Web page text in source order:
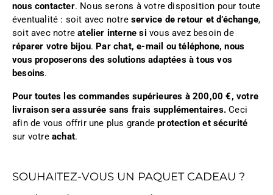
nous contacter. Nous serons à votre disposition pour toute
éventualité : soit avec notre service de retour et d’échange,
soit avec notreatelier interne si vous avez besoin de
réparer votre bijou. Par chat, e-mail ou téléphone, nous
vous proposerons des solutions adaptées à tous vos
besoins.
Pour toutes les commandes supérieures à 200,00 €, votre
livraison sera assurée sans frais supplémentaires. Ceci
afin de vous offrir une plus grandeprotection et sécurité
sur votre achat.
SOUHAITEZ-VOUS UN PAQUET CADEAU ?